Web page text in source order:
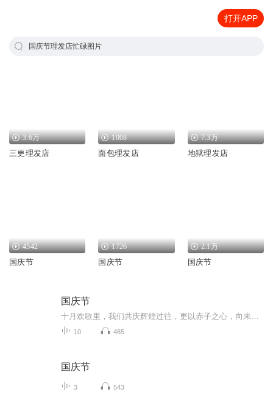
打开APP
国庆节理发店忙碌图片
3.6万
三更理发店
1008
面包理发店
7.3万
地狱理发店
4542
国庆节
1726
国庆节
2.1万
国庆节
国庆节
10 465
国庆节
3 543